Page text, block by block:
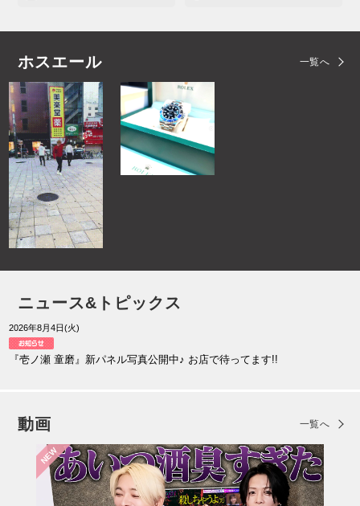
ホスエール 一覧へ
ニュース&トピックス
2026年8月4日(火)
『壱ノ瀬 童磨』新パネル写真公開中♪ お店で待ってます!!
動画 一覧へ
NEW